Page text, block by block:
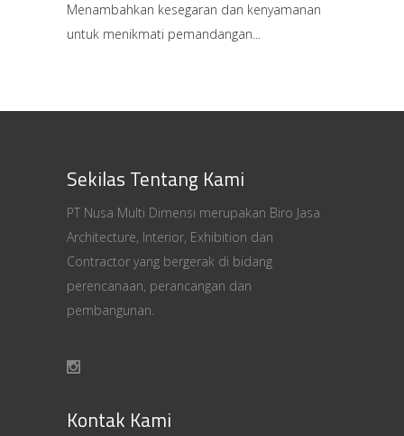
Menambahkan kesegaran dan kenyamanan
untuk menikmati pemandangan
Sekilas Tentang Kami
PT Nusa Multi Dimensi merupakan Biro Jasa
Architecture, Interior, Exhibition dan
Contractor yang bergerak di bidang
perencanaan, perancangan dan
pembangunan.
Kontak Kami